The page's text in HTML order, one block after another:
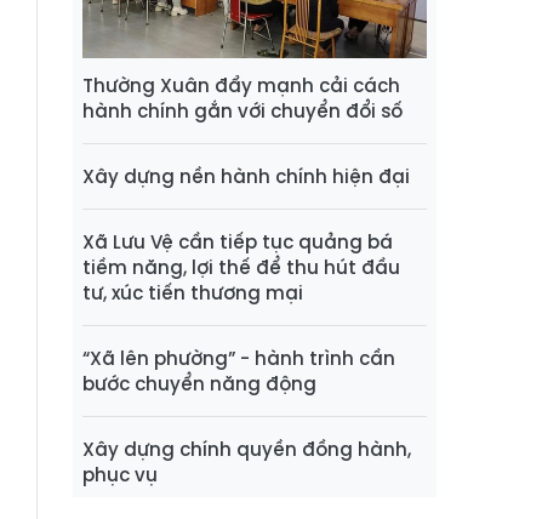
Thường Xuân đẩy mạnh cải cách
hành chính gắn với chuyển đổi số
Xây dựng nền hành chính hiện đại
Xã Lưu Vệ cần tiếp tục quảng bá
tiềm năng, lợi thế để thu hút đầu
tư, xúc tiến thương mại
“Xã lên phường” - hành trình cần
bước chuyển năng động
Xây dựng chính quyền đồng hành,
phục vụ